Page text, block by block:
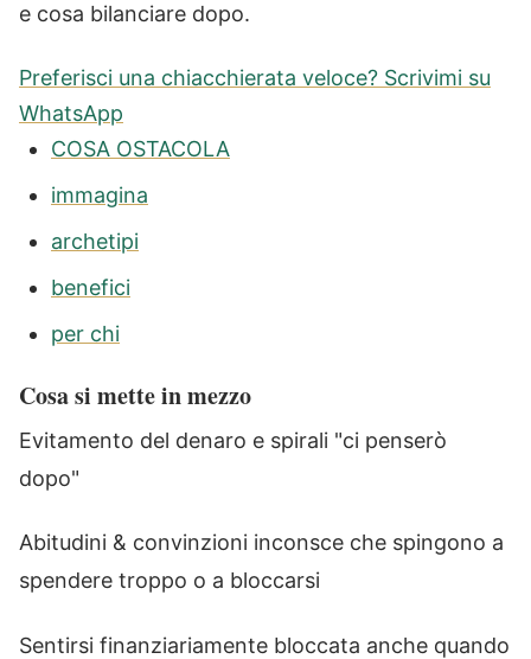
e cosa bilanciare dopo.
Preferisci una chiacchierata veloce? Scrivimi su
WhatsApp
COSA OSTACOLA
immagina
archetipi
benefici
per chi
Cosa si mette in mezzo
Evitamento del denaro e spirali "ci penserò
dopo"
Abitudini & convinzioni inconsce che spingono a
spendere troppo o a bloccarsi
Sentirsi finanziariamente bloccata anche quando